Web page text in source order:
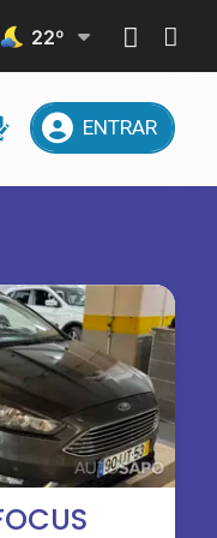
22º
ENTRAR